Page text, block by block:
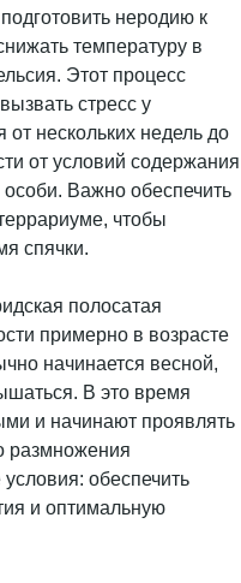
неродию к
температуру в
Этот процесс
стресс у
нескольких недель до
от условий содержания
Важно обеспечить
чтобы
спячки.
полосатая
примерно в возрасте
начинается весной,
В это время
и начинают проявлять
размножения
обеспечить
и оптимальную